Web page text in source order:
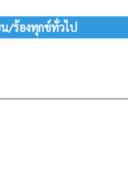
/ร้องทุกข์ทั่วไป